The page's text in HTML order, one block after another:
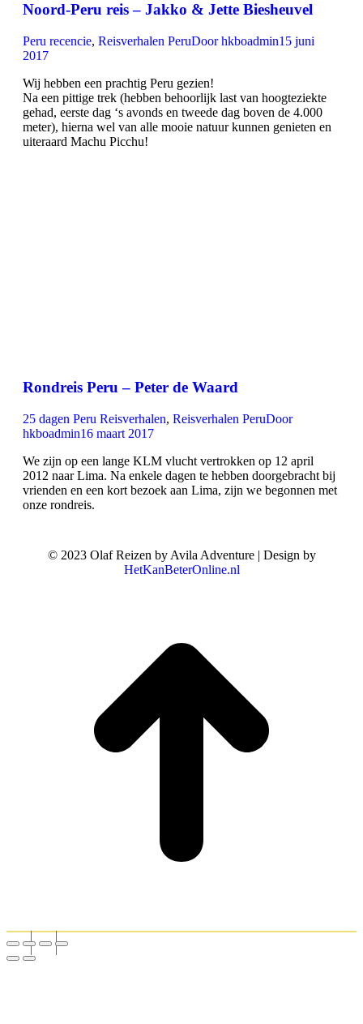
Noord-Peru reis – Jakko & Jette Biesheuvel
Peru recencie, Reisverhalen PeruDoorhkboadmin15 juni
2017
Wij hebben een prachtig Peru gezien!
Na een pittige trek (hebben behoorlijk last van hoogteziekte
gehad, eerste dag ‘s avonds en tweede dag boven de 4.000
meter), hierna wel van alle mooie natuur kunnen genieten en
uiteraard Machu Picchu!
Rondreis Peru – Peter de Waard
25 dagen Peru Reisverhalen, Reisverhalen PeruDoor
hkboadmin16 maart 2017
We zijn op een lange KLM vlucht vertrokken op 12 april
2012 naar Lima. Na enkele dagen te hebben doorgebracht bij
vrienden en een kort bezoek aan Lima, zijn we begonnen met
onze rondreis.
© 2023 Olaf Reizen by Avila Adventure | Design by
HetKanBeterOnline.nl